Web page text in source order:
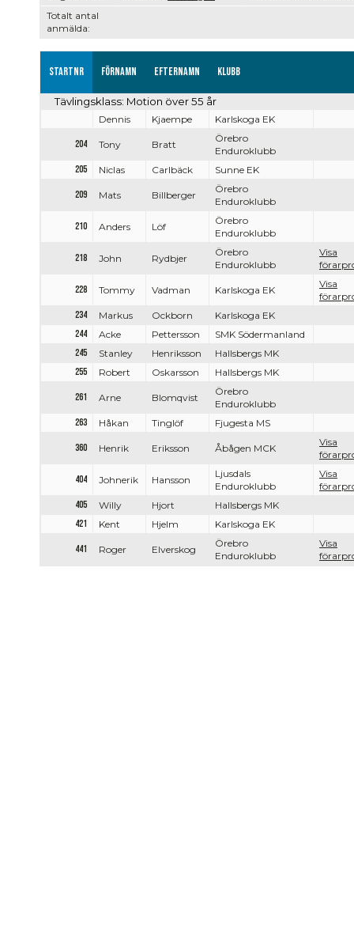
Totalt antal
anmälda:
Startnr Förnamn Efternamn Klubb
Tävlingsklass: Motion över 55 år
Dennis Kjaempe Karlskoga EK
204 Tony Bratt
Örebro
Enduroklubb
205
Niclas Carlbäck Sunne EK
209 Mats Billberger
Örebro
Enduroklubb
210 Anders Löf
Örebro
Enduroklubb
218 John Rydbjer
Örebro
Enduroklubb
Visa
228 Tommy Vadman Karlskoga EK
Visa
234
Markus Ockborn
Karlskoga EK
244
Acke Pettersson
SMK Södermanland
245
Stanley Henriksson
Hallsbergs MK
255
Robert Oskarsson Hallsbergs MK
261 Arne Blomqvist
Örebro
Enduroklubb
263
Håkan Tinglöf Fjugesta MS
360 Henrik Eriksson Åbågen MCK
Visa
404 Johnerik Hansson
Ljusdals
Enduroklubb
Visa
405
Willy Hjort
Hallsbergs MK
421
Kent Hjelm Karlskoga EK
441 Roger Elverskog
Örebro
Enduroklubb
Visa